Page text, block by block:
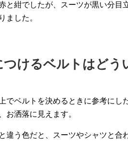
と紺でしたが、スーツが黒い分目
ました。
つけるベルトはどう
でベルトを決めるときに参考にし
お洒落に見えます。
違う色だと、スーツやシャツと合